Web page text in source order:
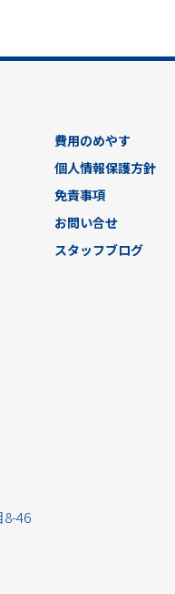
費用のめやす
個人情報保護方針
免責事項
お問い合せ
スタッフブログ
8-46